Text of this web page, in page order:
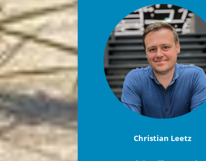
Christian Leetz